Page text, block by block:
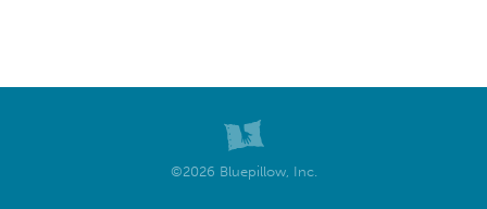
©2026 Bluepillow, Inc.